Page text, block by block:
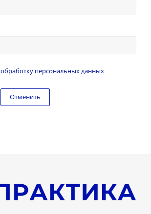
обработку персональных данных
Отменить